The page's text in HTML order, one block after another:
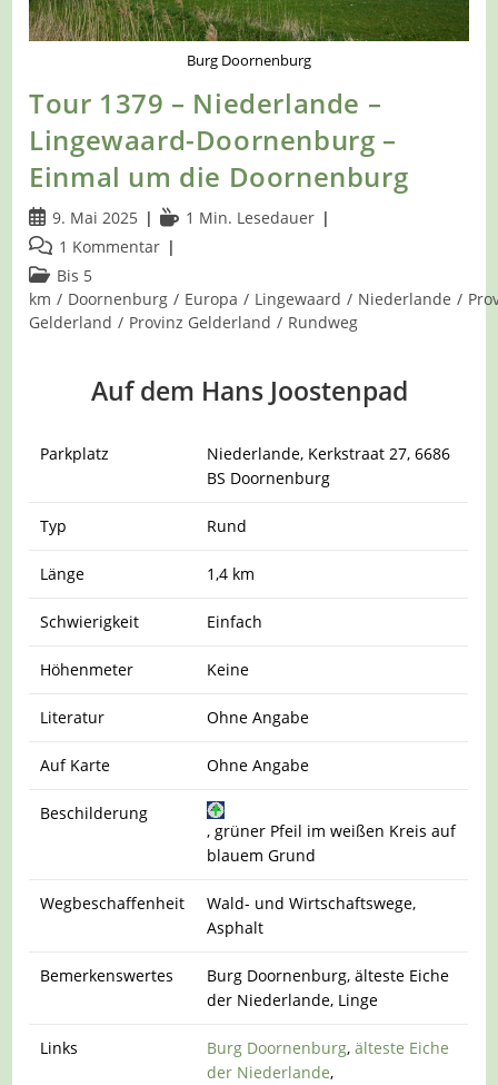
Burg Doornenburg
Tour 1379 – Niederlande –
Lingewaard-Doornenburg –
Einmal um die Doornenburg
Beitrag
veröffentlicht:
9. Mai 2025 Lesedauer:
1 Min. Lesedauer
Beitrags-
Kommentare:
1 Kommentar
Beitrags-
Kategorie:
Bis 5
km / Doornenburg / Europa / Lingewaard / Niederlande /
Gelderland / Provinz Gelderland / Rundweg
Auf dem Hans Joostenpad
Parkplatz
Niederlande, Kerkstraat 27, 6686
BS Doornenburg
Typ Rund
Länge 1,4 km
Schwierigkeit Einfach
Höhenmeter Keine
Literatur Ohne Angabe
Auf Karte Ohne Angabe
Beschilderung
, grüner Pfeil im weißen Kreis auf
blauem Grund
Wegbeschaffenheit
Wald- und Wirtschaftswege,
Asphalt
Bemerkenswertes
Burg Doornenburg, älteste Eiche
der Niederlande, Linge
Links Burg Doornenburg,älteste Eiche
der Niederlande,